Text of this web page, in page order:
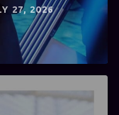
27, 2026